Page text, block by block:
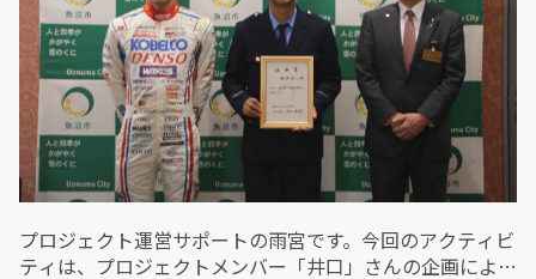
プロジェクト運営サポートの雨宮です。今回のアクティビ
ティは、プロジェクトメンバー「井口」さんの企画により